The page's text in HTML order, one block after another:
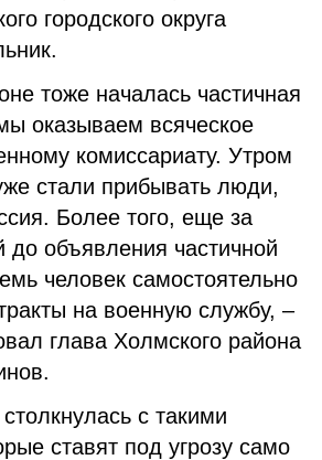
городского округа
тоже началась частичная
оказываем всяческое
комиссариату. Утром
стали прибывать люди,
Более того, еще за
до объявления частичной
человек самостоятельно
на военную службу, –
глава Холмского района
с такими
ставят под угрозу само